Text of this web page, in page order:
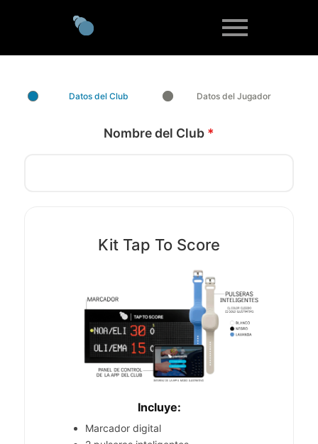
Datos del Club Datos del Jugador
Nombre del Club *
Kit Tap To Score
Incluye:
Marcador digital